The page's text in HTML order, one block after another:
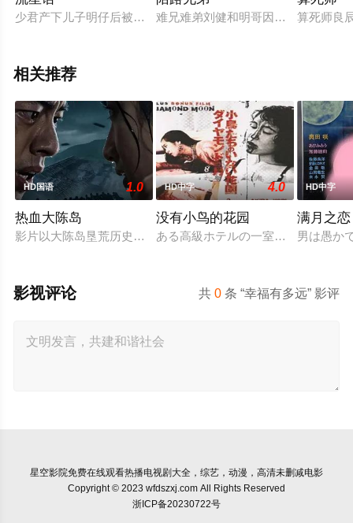
少君产下儿子明仔后被丈夫抛弃，为了不让明仔跟着自己过苦日
难兄难弟刘健和明哥因为打架伤人，
算死师良
相关推荐
HD国语 1.0
热血大陈岛
影片以大陈岛垦荒历史为创作底色，在尊重历史真实性的前提下
HD中字 4.0
没有小鸟的花园
ある高級ホテルの一室に3組のカッ
HD中字
满月之恋
男は愚か
共0 条 “幸福有多远” 影评
影视评论
星空影院免费在线观看热播电视剧大全，综艺，动漫，高清未删减电影
Copyright © 2023 wfdszxj.com All Rights Reserved
浙ICP备20230722号